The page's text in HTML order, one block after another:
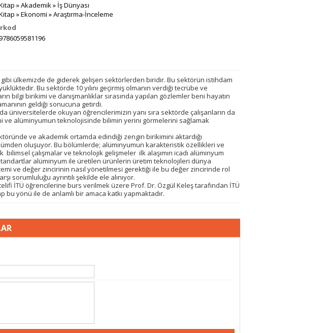
»Akademik» İş Dünyası
»Ekonomi »Araştırma-İnceleme
ülkemizde de giderek gelişen sektörlerden biridir. Bu sektörün istihdam
Bu sektörde 10 yılını geçirmiş olmanın verdiği tecrübe ve
bilgi birikimi ve danışmanlıklar sırasında yapılan gözlemler beni hayatın
geldiği sonucuna getirdi.
üniversitelerde okuyan öğrencilerimizin yanı sıra sektörde çalışanların da
ve alüminyumun teknolojisinde bilimin yerini görmelerini sağlamak
ve akademik ortamda edindiği zengin birikimini aktardığı
oluşuyor. Bu bölümlerde; alüminyumun karakteristik özellikleri ve
çalışmalar ve teknolojik gelişmeler ilk alaşımın icadı alüminyum
standartlar alüminyum ile üretilen ürünlerin üretim teknolojileri dünya
ve değer zincirinin nasıl yönetilmesi gerektiği ile bu değer zincirinde rol
sorumluluğu ayrıntılı şekilde ele alınıyor.
İTÜ öğrencilerine burs verilmek üzere Prof. Dr. Özgül Keleş tarafından İTÜ
bu yönü ile de anlamlı bir amaca katkı yapmaktadır.